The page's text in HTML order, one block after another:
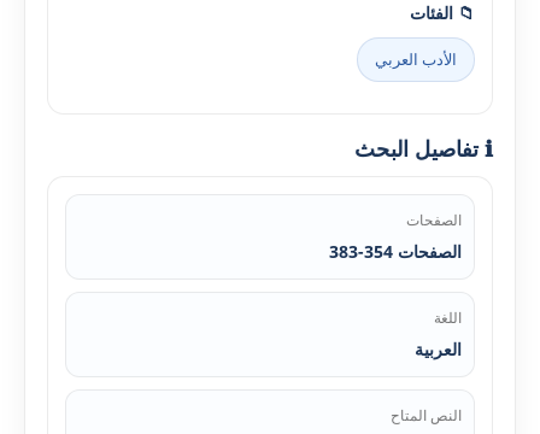
📁 الفئات
الأدب العربي
ℹ️ تفاصيل البحث
الصفحات
الصفحات 354-383
اللغة
العربية
النص المتاح